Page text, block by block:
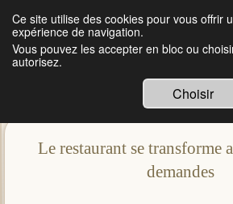
Restaurant à Herblay | Au coin de la Halle d'Herblay
Le restaurant se transforme
demandes
Ce site utilise des cookies pour vous offrir
expérience de navigation.
Vous pouvez les accepter en bloc ou
autorisez.
Choisir